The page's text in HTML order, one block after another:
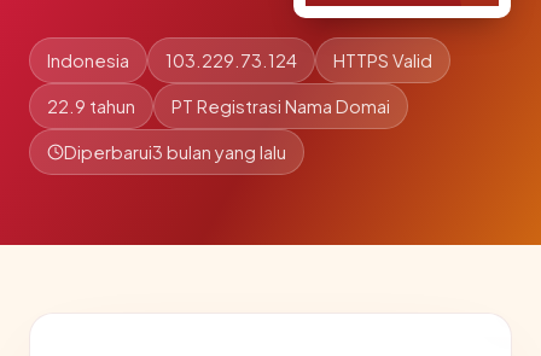
Indonesia 103.229.73.124 HTTPS Valid
22.9 tahun PT Registrasi Nama Domai
Diperbarui3 bulan yang lalu